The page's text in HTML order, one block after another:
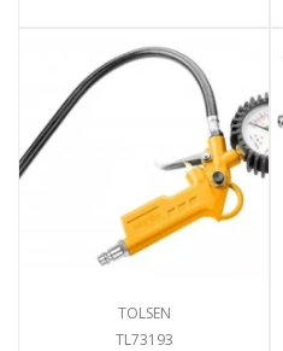
TOLSEN
TL73193
Generadores
Hogar
Pinturas y Accesorios
Piscinas e Inflables